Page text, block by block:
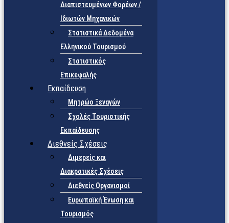
Διαπιστευμένων Φορέων /
Ιδιωτών Μηχανικών
Στατιστικά Δεδομένα
Ελληνικού Τουρισμού
Στατιστικός
Επικεφαλής
Εκπαίδευση
Μητρώο Ξεναγών
Σχολές Τουριστικής
Εκπαίδευσης
Διεθνείς Σχέσεις
Διμερείς και
Διακρατικές Σχέσεις
Διεθνείς Οργανισμοί
Ευρωπαϊκή Ένωση και
Τουρισμός